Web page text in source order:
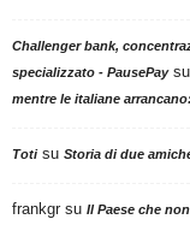
Challenger bank,
specializzato - PausePaysu
mentre le italiane
Totisu Storia di due
frankgr su Il Paese che